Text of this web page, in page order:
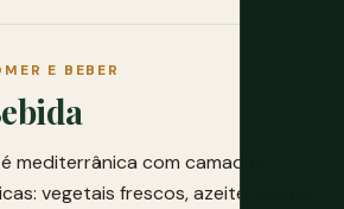
E BEBER
mediterrânica com camadas
vegetais frescos, azeite, carnes